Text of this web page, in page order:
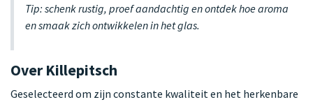
Tip: schenk rustig, proef aandachtig en ontdek hoe aroma
en smaak zich ontwikkelen in het glas.
Over Killepitsch
Geselecteerd om zijn constante kwaliteit en het herkenbare